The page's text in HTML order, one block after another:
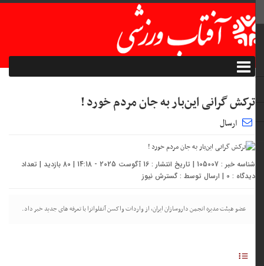
ترکش گرانی این‌بار به جان مردم خورد !
ارسال
شناسه خبر : 105007 | تاریخ انتشار : 16 آگوست 2025 - 14:18 | 80 بازدید | تعداد
دیدگاه :0 | ارسال توسط :گسترش نیوز
عضو هیئت مدیره انجمن داروسازان ایران، از واردات واکسن آنفلوانزا با تعرفه های جدید خبر داد.